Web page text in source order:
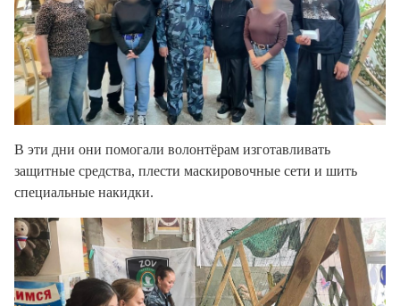
В эти дни они помогали волонтёрам изготавливать
защитные средства, плести маскировочные сети и шить
специальные накидки.